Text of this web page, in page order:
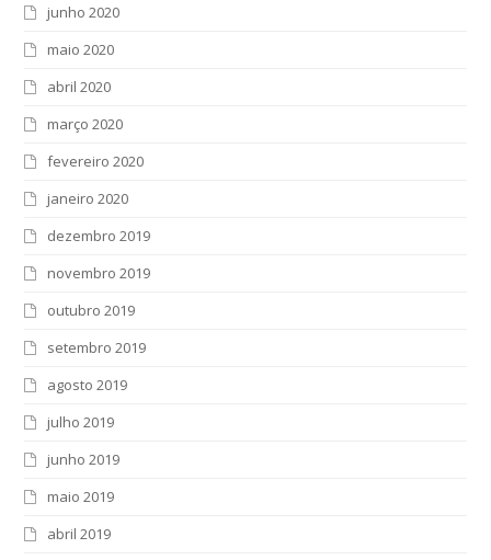
junho 2020
maio 2020
abril 2020
março 2020
fevereiro 2020
janeiro 2020
dezembro 2019
novembro 2019
outubro 2019
setembro 2019
agosto 2019
julho 2019
junho 2019
maio 2019
abril 2019